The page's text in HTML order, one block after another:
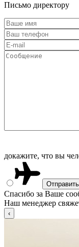
Письмо директору
докажите, что вы
Спасибо за Ваше
Наш менеджер